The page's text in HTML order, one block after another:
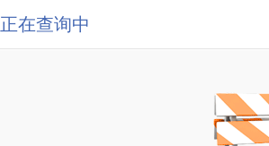
正在查询中